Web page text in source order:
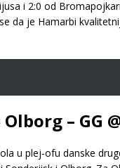
i 2:0 od
da je Hamarbi
– GG
u plej-ofu danske